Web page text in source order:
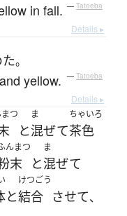
in fall. — Tatoeba
Details ▸
。
yellow. — Tatoeba
Details ▸
つ
と
ま
混ぜて
ちゃいろ
茶色
んまつ
末 と
ま
混ぜて
と
けつごう
結合 させて、